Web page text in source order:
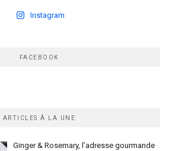
Instagram
FACEBOOK
ARTICLES À LA UNE
Ginger & Rosemary, l’adresse gourmande